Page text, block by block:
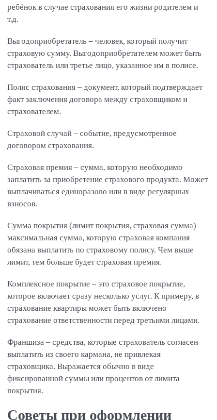
ребёнок в случае страхования его жизни родителем и
т.д.
Выгодоприобретатель – человек, который получит
страховую сумму. Выгодоприобретателем может быть
страхователь или третье лицо, указанное им в полисе.
Полис страхования – документ, который подтверждает
факт заключения договора между страховщиком и
страхователем.
Страховой случай – событие, предусмотренное
договором страхования.
Страховая премия – сумма, которую необходимо
заплатить за приобретение страхового продукта. Может
выплачиваться единоразово или в виде регулярных
взносов.
Сумма покрытия (лимит покрытия, страховая сумма) –
максимальная сумма, которую страховая компания
обязана выплатить по страховому полису. Чем выше
лимит, тем больше будет страховая премия.
Комплексное покрытие – это страховое покрытие,
которое включает сразу несколько услуг. К примеру, в
страхование квартиры может быть включено
страхование ответственности перед третьими лицами.
Франшиза – средства, которые страхователь согласен
выплатить из своего кармана, не привлекая
страховщика. Выражается обычно в виде
фиксированной суммы или процентов от лимита
покрытия.
Советы при оформлении